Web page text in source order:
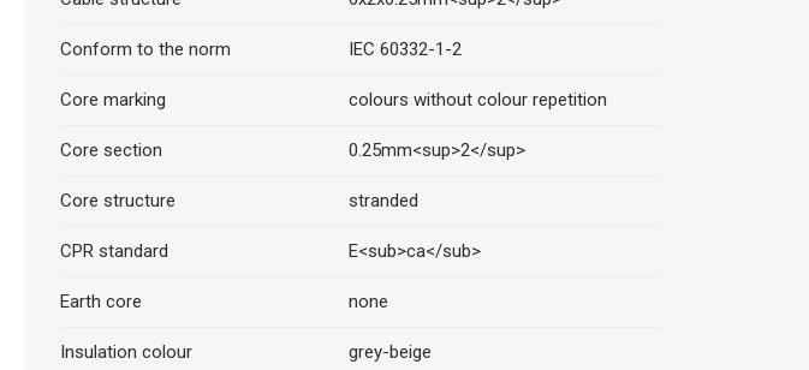
Conform to the norm IEC 60332-1-2
Core marking colours without colour repetition
Core section 0.25mm<sup>2</sup>
Core structure stranded
CPR standard E<sub>ca</sub>
Earth core none
Insulation colour grey-beige